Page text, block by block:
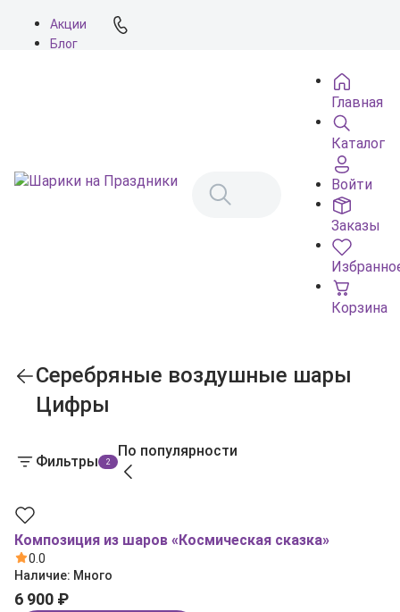
Акции
Блог
Главная
Каталог
Войти
Заказы
Корзина
Серебряные воздушные шары
Цифры
Фильтры 2
По популярности
Композиция из шаров «Космическая сказка»
0.0
Наличие: Много
6 900 ₽